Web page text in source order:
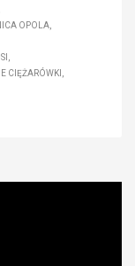
OPOLA
CIĘŻARÓWKI